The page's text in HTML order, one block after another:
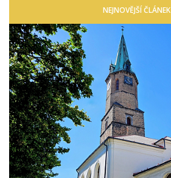
NEJNOVĚJŠÍ ČLÁNEK